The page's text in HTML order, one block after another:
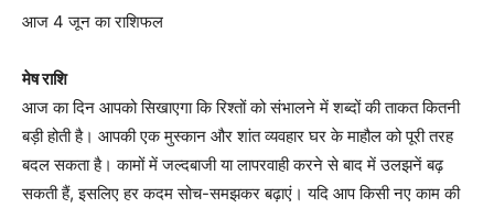
आज 4 जून का राशिफल
मेष राशि
आज का दिन आपको सिखाएगा कि रिश्तों को संभालने में शब्दों की ताकत कितनी
बड़ी होती है। आपकी एक मुस्कान और शांत व्यवहार घर के माहौल को पूरी तरह
बदल सकता है। कामों में जल्दबाजी या लापरवाही करने से बाद में उलझनें बढ़
सकती हैं, इसलिए हर कदम सोच-समझकर बढ़ाएं। यदि आप किसी नए काम की